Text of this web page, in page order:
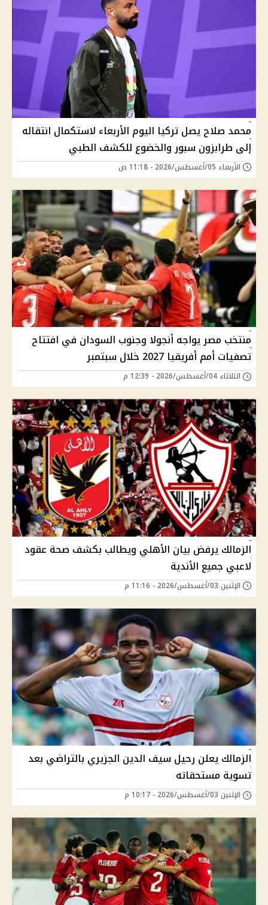
محمد صلاح يصل تركيا اليوم الأربعاء لاستكمال انتقاله
إلى طرابزون سبور والخضوع للكشف الطبي
الأربعاء 05/أغسطس/2026 - 11:18 ص
منتخب مصر يواجه أنجولا وجنوب السودان في افتتاح
تصفيات أمم أفريقيا 2027 خلال سبتمبر
الثلاثاء 04/أغسطس/2026 - 12:39 م
الزمالك يرفض بيان الأهلي ويطالب بكشف صحة عقود
لاعبي جميع الأندية
الإثنين 03/أغسطس/2026 - 11:16 م
الزمالك يعلن رحيل سيف الدين الجزيري بالتراضي بعد
تسوية مستحقاته
الإثنين 03/أغسطس/2026 - 10:17 م